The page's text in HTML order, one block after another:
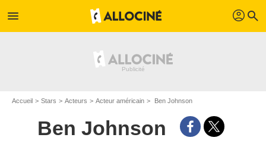
menu profil search
Accueil Stars Acteurs Acteur américain Ben Johnson
Ben Johnson